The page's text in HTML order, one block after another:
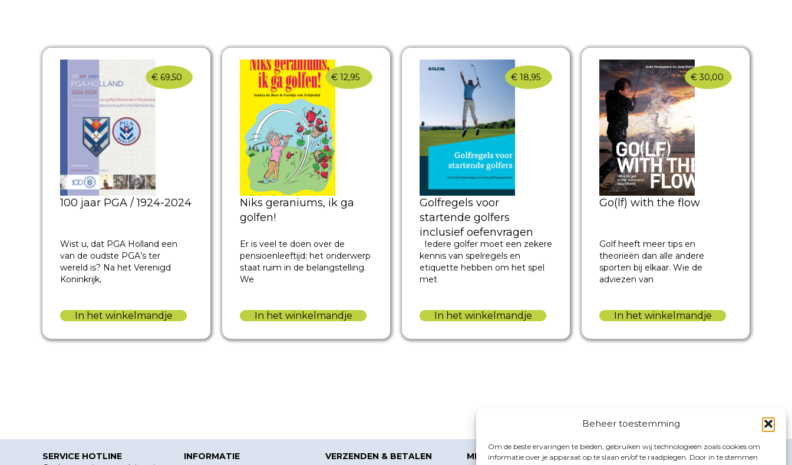
Beheer toestemming
Om de beste ervaringen te bieden, gebruiken wij technologieën zoals cookies om
informatie over je apparaat op te slaan en/of te raadplegen. Door in te stemmen
€ 69,50
100 jaar PGA / 1924-2024
Wist u, dat PGA Holland een
van de oudste PGA’s ter
wereld is? Na het Verenigd
Koninkrijk,
In het winkelmandje
€ 12,95
Niks geraniums, ik ga
golfen!
Er is veel te doen over de
pensioenleeftijd; het onderwerp
staat ruim in de belangstelling.
We
In het winkelmandje
€ 18,95
Golfregels voor
startende golfers
inclusief oefenvragen
voor het
golfregelexamen
Iedere golfer moet een zekere
kennis van spelregels en
etiquette hebben om het spel
met
In het winkelmandje
€ 30,00
Go(lf) with the flow
Golf heeft meer tips en
theorieën dan alle andere
sporten bij elkaar. Wie de
adviezen van
In het winkelmandje
SERVICE HOTLINE
INFORMATIE VERZENDEN & BETALEN MIJN ACCOUNT
GOLFBOEKEN.NL